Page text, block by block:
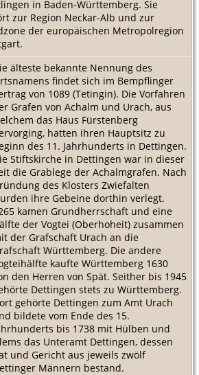
in Baden-Württemberg. Sie
zur Region Neckar-Alb und zur
der europäischen Metropolregion
älteste bekannte Nennung des
findet sich im Bempflinger
von 1089 (Tetingin). Die Vorfahren
Grafen von Achalm und Urach, aus
das Haus Fürstenberg
hatten ihren Hauptsitz zu
des 11. Jahrhunderts in Dettingen.
Stiftskirche in Dettingen war in dieser
die Grablege der Achalmgrafen. Nach
des Klosters Zwiefalten
ihre Gebeine dorthin verlegt.
kamen Grundherrschaft und eine
der Vogtei (Oberhoheit) zusammen
der Grafschaft Urach an die
Württemberg. Die andere
kaufte Württemberg 1630
den Herren von Spät. Seither bis 1945
Dettingen stets zu Württemberg.
gehörte Dettingen zum Amt Urach
bildete vom Ende des 15.
bis 1738 mit Hülben und
das Unteramt Dettingen, dessen
und Gericht aus jeweils zwölf
Männern bestand.